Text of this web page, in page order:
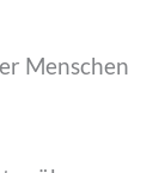
Menschen